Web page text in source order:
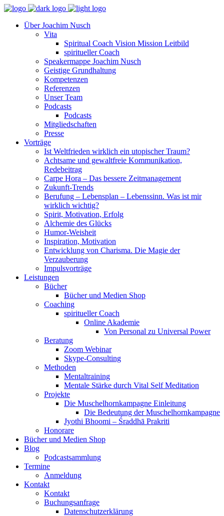
Über Joachim Nusch
Vita
Spiritual Coach Vision Mission Leitbild
spiritueller Coach
Speakermappe Joachim Nusch
Geistige Grundhaltung
Kompetenzen
Referenzen
Unser Team
Podcasts
Podcasts
Mitgliedschaften
Presse
Vorträge
Ist Weltfrieden wirklich ein utopischer Traum?
Achtsame und gewaltfreie Kommunikation,
Redebeitrag
Carpe Hora – Das bessere Zeitmanagement
Zukunft-Trends
Berufung – Lebensplan – Lebenssinn. Was ist mir
wirklich wichtig?
Spirit, Motivation, Erfolg
Alchemie des Glücks
Humor-Weisheit
Inspiration, Motivation
Entwicklung von Charisma. Die Magie der
Verzauberung
Impulsvorträge
Leistungen
Bücher
Bücher und Medien Shop
Coaching
spiritueller Coach
Online Akademie
Von Personal zu Universal Power
Beratung
Zoom Webinar
Skype-Consulting
Methoden
Mentaltraining
Mentale Stärke durch Vital Self Meditation
Projekte
Die Muschelhornkampagne Einleitung
Die Bedeutung der Muschelhornkampagne
Jyothi Bhoomi – Śraddhā Prakriti
Honorare
Bücher und Medien Shop
Blog
Podcastsammlung
Termine
Anmeldung
Kontakt
Kontakt
Buchungsanfrage
Datenschutzerklärung